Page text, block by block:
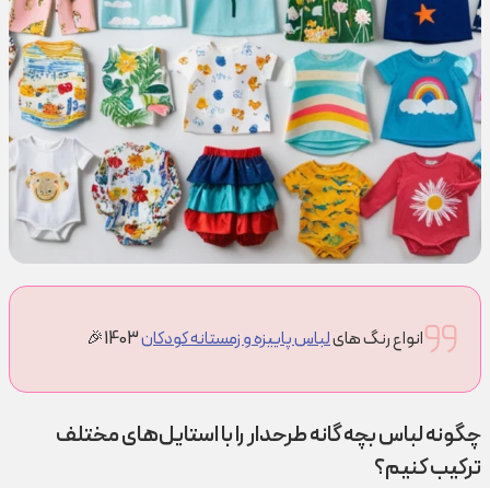
انواع رنگ هایلباس پاییزه و زمستانه کودکان
چگونه لباس بچه گانه طرحدار را با استایل‌های مختلف
ترکیب کنیم؟